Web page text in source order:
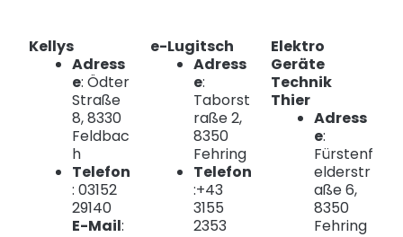
Kellys
Adress
e: Ödter
Straße
8, 8330
Feldbac
h
Telefon
: 03152
29140
E-Mail:
e-Lugitsch
Adress
e:
Taborst
raße 2,
8350
Fehring
Telefon
:+43
3155
2353
Elektro
Geräte
Technik
Thier
Adress
e:
Fürstenf
elderstr
aße 6,
8350
Fehring